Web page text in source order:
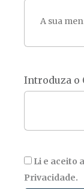
Introduza o
Li e aceito
Privacidade.